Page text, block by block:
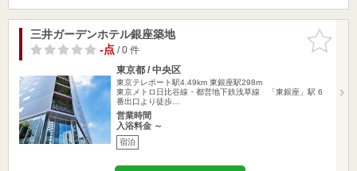
お気に入
りに追加
三井ガーデンホテル銀座築地
-点/ 0 件
東京都 / 中央区
東京テレポート駅4.49km 東銀座駅298m
東京メトロ日比谷線・都営地下鉄浅草線 「東銀座」駅 6
番出口より徒歩…
営業時間
入浴料金 ～
宿泊